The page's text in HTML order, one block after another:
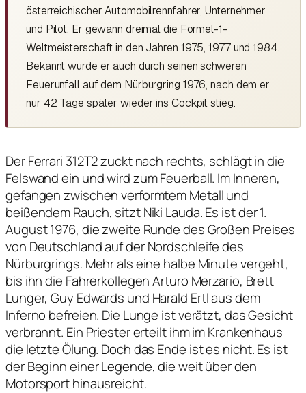
österreichischer Automobilrennfahrer, Unternehmer
und Pilot. Er gewann dreimal die Formel-1-
Weltmeisterschaft in den Jahren 1975, 1977 und 1984.
Bekannt wurde er auch durch seinen schweren
Feuerunfall auf dem Nürburgring 1976, nach dem er
nur 42 Tage später wieder ins Cockpit stieg.
Der Ferrari 312T2 zuckt nach rechts, schlägt in die
Felswand ein und wird zum Feuerball. Im Inneren,
gefangen zwischen verformtem Metall und
beißendem Rauch, sitzt Niki Lauda. Es ist der 1.
August 1976, die zweite Runde des Großen Preises
von Deutschland auf der Nordschleife des
Nürburgrings. Mehr als eine halbe Minute vergeht,
bis ihn die Fahrerkollegen Arturo Merzario, Brett
Lunger, Guy Edwards und Harald Ertl aus dem
Inferno befreien. Die Lunge ist verätzt, das Gesicht
verbrannt. Ein Priester erteilt ihm im Krankenhaus
die letzte Ölung. Doch das Ende ist es nicht. Es ist
der Beginn einer Legende, die weit über den
Motorsport hinausreicht.